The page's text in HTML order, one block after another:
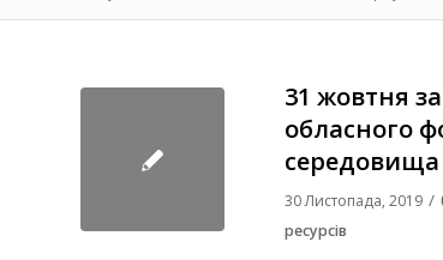
31 жовтня
обласного
середовища
30 Листопада, 2019 /
ресурсів